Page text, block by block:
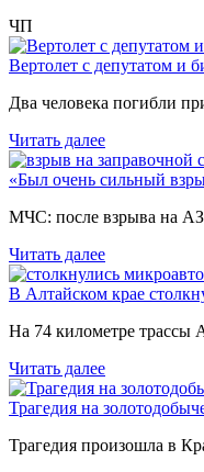
ЧП
Вертолет с депутатом и
Два человека погибли
Читать далее
«Был очень сильный
МЧС: после взрыва на
Читать далее
В Алтайском крае
На 74 километре трассы
Читать далее
Трагедия на
Трагедия произошла в